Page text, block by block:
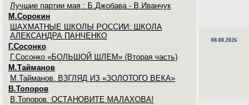
Лучшие партии мая : Б.Джобава - В.Иванчук
М.Сорокин
ШАХМАТНЫЕ ШКОЛЫ РОССИИ: ШКОЛА
АЛЕКСАНДРА ПАНЧЕНКО
Г.Сосонко
Г.Сосонко «БОЛЬШОЙ ШЛЕМ» (Вторая часть)
М.Тайманов
М.Тайманов. ВЗГЛЯД ИЗ «ЗОЛОТОГО ВЕКА»
В.Топоров
В.Топоров. ОСТАНОВИТЕ МАЛАХОВА!
08.08.2026